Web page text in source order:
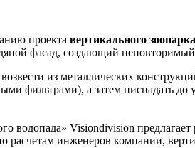
проекта вертикального зоопарка
фасад, создающий
из металлических
фильтрами), а затем ниспадать до
водопада» Visiondivision предлагает
расчетам инженеров компании,